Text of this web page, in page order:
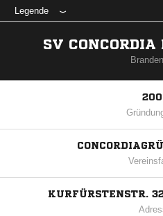
Legende
SV
KURFÜRSTENSTR.